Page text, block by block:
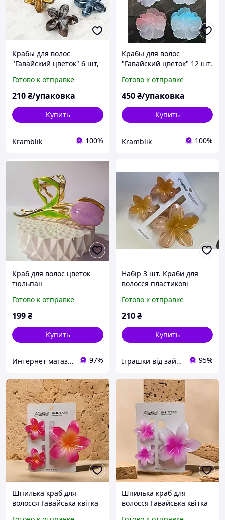
Крабы для волос
"Гавайский цветок" 6 шт,
заколка-краб KRТ 1
Готово к отправке
210₴/упаковка
Купить
Kramblik 100%
Крабы для волос
"Гавайский цветок" 12 шт.
заколка-краб
Готово к отправке
450₴/упаковка
Купить
Kramblik 100%
Краб для волос цветок
тюльпан
Готово к отправке
199₴
Купить
Интернет магазин аксессуаров АЛЬПАКА 97%
Набір 3 шт. Краби для
волосся пластикові
Готово к отправке
210₴
Купить
Іграшки від зайчика 95%
Шпилька краб для
волосся Гавайська квітка
Шпилька краб для
волосся Гавайська квітка